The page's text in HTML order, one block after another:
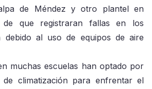
de Méndez y otro plantel en
de que registraran fallas en los
debido al uso de equipos de aire
muchas escuelas han optado por
de climatización para enfrentar el